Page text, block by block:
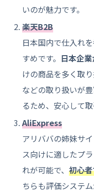
いのが魅力です。
楽天B2B
日本国内で仕入れ
すめです。 日本企
けの商品を多く取
などの取り扱いが
るため、安心して取
AliExpress
アリババの姉妹サ
ス向けに適したプ
れが可能で、初心
ちらも評価システ